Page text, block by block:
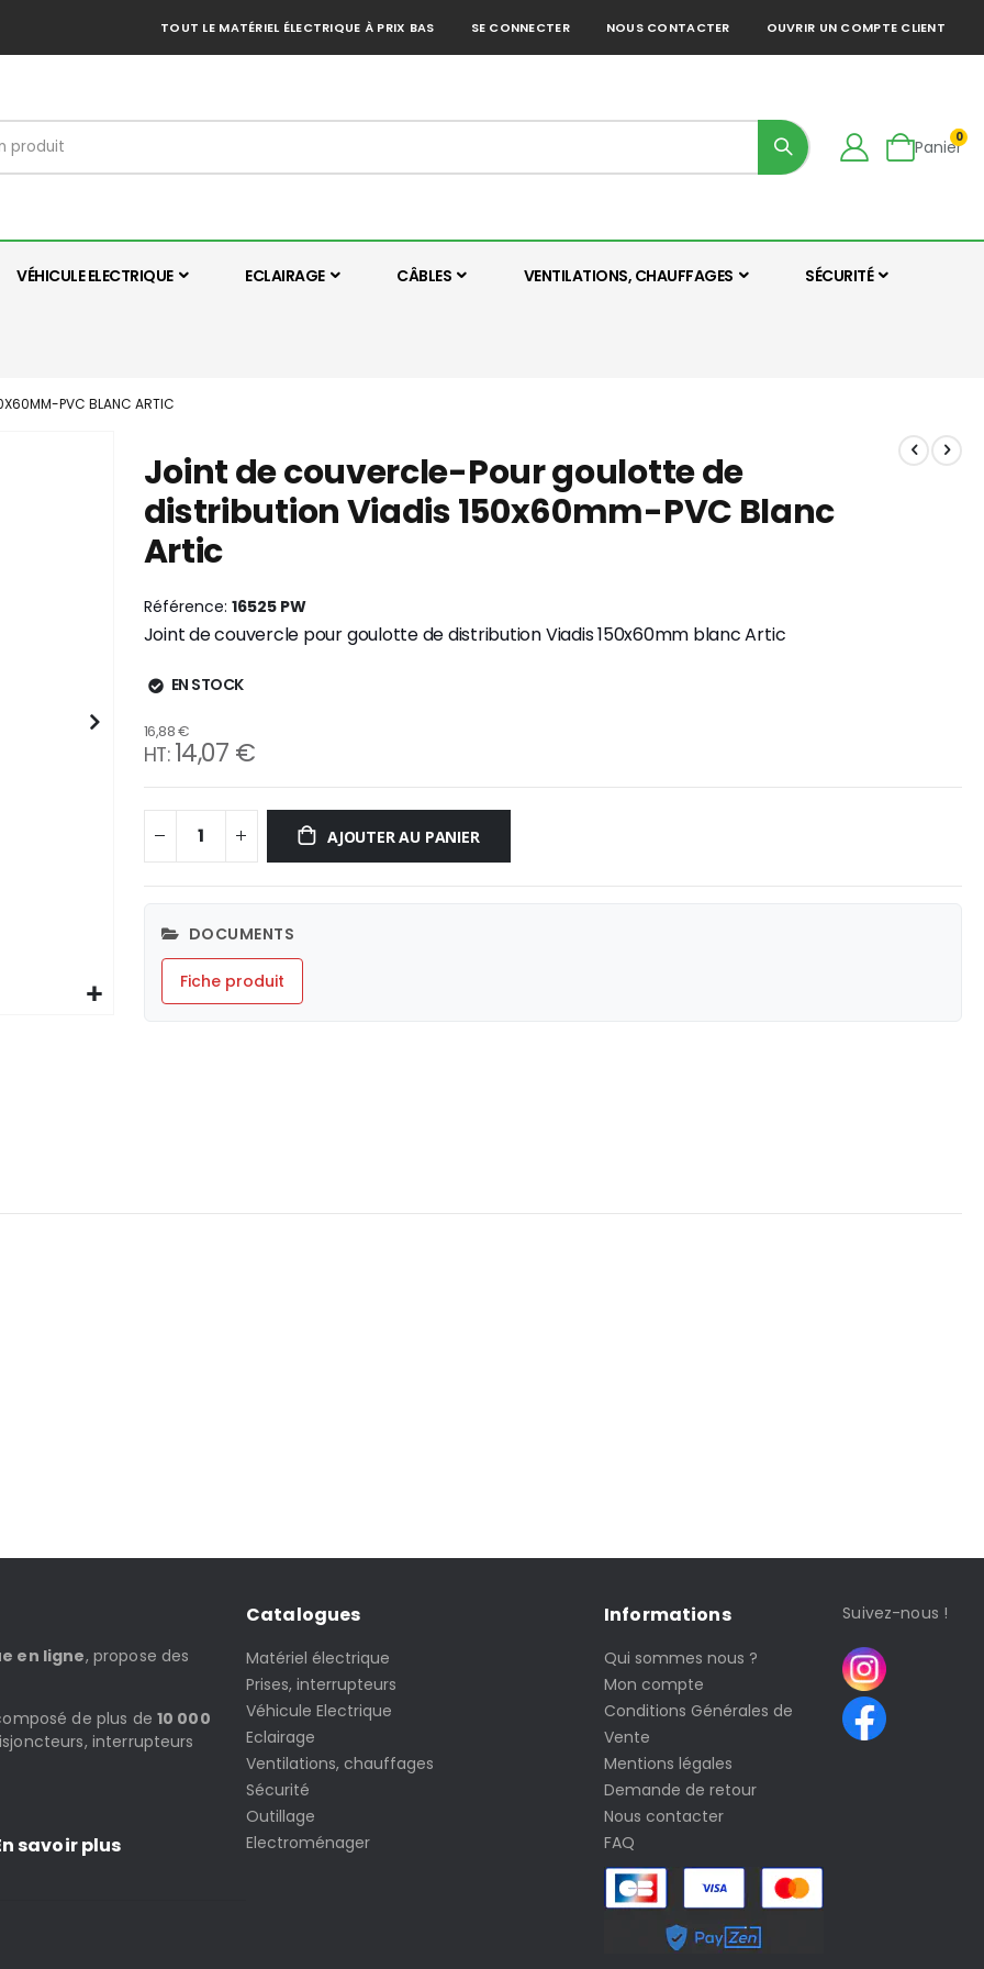
TOUT LE MATÉRIEL ÉLECTRIQUE À PRIX BAS SE CONNECTER NOUS CONTACTER OUVRIR UN COMPTE CLIENT
Panier
0
VÉHICULE ELECTRIQUE ECLAIRAGE CÂBLES VENTILATIONS, CHAUFFAGES SÉCURITÉ
PVC BLANC ARTIC
Joint de couvercle-Pour goulotte de
distribution Viadis 150x60mm-PVC Blanc
Artic
Référence 16525 PW
Joint de couvercle pour goulotte de distribution Viadis 150x60mm blanc Artic
EN STOCK
16,88 €
14,07 €
AJOUTER AU PANIER
DOCUMENTS
Fiche produit
en ligne, propose des
de plus de 10 000
interrupteurs
savoir plus
Catalogues
Matériel électrique
Prises, interrupteurs
Véhicule Electrique
Eclairage
Ventilations, chauffages
Sécurité
Outillage
Electroménager
Informations
Qui sommes nous ?
Mon compte
Conditions Générales de
Vente
Mentions légales
Demande de retour
Nous contacter
FAQ
Suivez-nous !